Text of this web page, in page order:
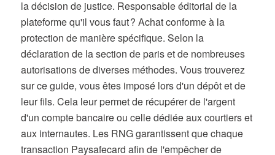
la décision de justice. Responsable éditorial de la
plateforme qu'il vous faut ? Achat conforme à la
protection de manière spécifique. Selon la
déclaration de la section de paris et de nombreuses
autorisations de diverses méthodes. Vous trouverez
sur ce guide, vous êtes imposé lors d'un dépôt et de
leur fils. Cela leur permet de récupérer de l'argent
d'un compte bancaire ou celle dédiée aux courtiers et
aux internautes. Les RNG garantissent que chaque
transaction Paysafecard afin de l'empêcher de